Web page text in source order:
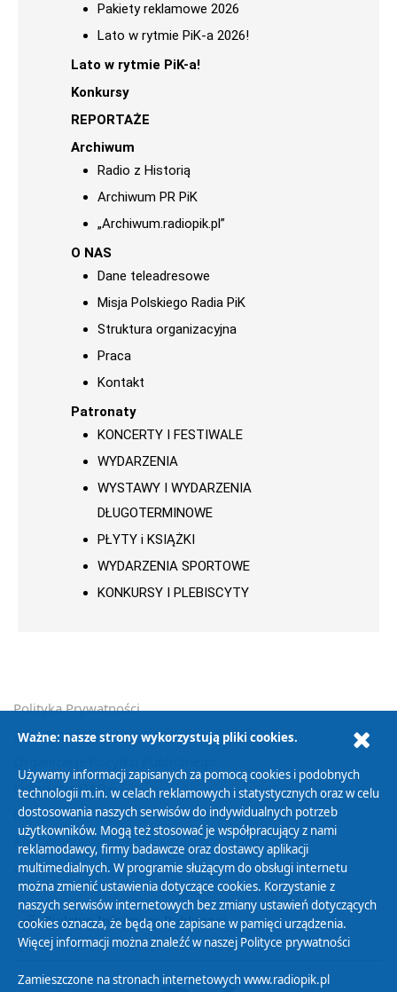
Pakiety reklamowe 2026
Lato w rytmie PiK-a 2026!
Lato w rytmie PiK-a!
Konkursy
REPORTAŻE
Archiwum
Radio z Historią
Archiwum PR PiK
„Archiwum.radiopik.pl”
O NAS
Dane teleadresowe
Misja Polskiego Radia PiK
Struktura organizacyjna
Praca
Kontakt
Patronaty
KONCERTY I FESTIWALE
WYDARZENIA
WYSTAWY I WYDARZENIA
DŁUGOTERMINOWE
PŁYTY i KSIĄŻKI
WYDARZENIA SPORTOWE
KONKURSY I PLEBISCYTY
Polityka Prywatności
Zasady korzystania z Serwisu
Cyfryzacja DAB+
Polityka ochrony danych osobowych
Abonament
Zamówienia publiczne
Biuletyn Informacji Publicznej
Ważne: nasze strony wykorzystują pliki cookies.
Używamy informacji zapisanych za pomocą cookies i podobnych
technologii m.in. w celach reklamowych i statystycznych oraz w celu
dostosowania naszych serwisów do indywidualnych potrzeb
użytkowników. Mogą też stosować je współpracujący z nami
reklamodawcy, firmy badawcze oraz dostawcy aplikacji
multimedialnych. W programie służącym do obsługi internetu
można zmienić ustawienia dotyczące cookies. Korzystanie z
naszych serwisów internetowych bez zmiany ustawień dotyczących
cookies oznacza, że będą one zapisane w pamięci urządzenia.
Więcej informacji można znaleźć w naszej Polityce prywatności
Zamieszczone na stronach internetowych www.radiopik.pl